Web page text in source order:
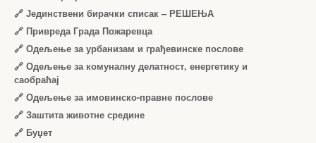
🔗 Јединствени бирачки списак – РЕШЕЊА
🔗 Привреда Града Пожаревца
🔗 Одељење за урбанизам и грађевинске послове
🔗 Одељење за комуналну делатност, енергетику и
саобраћај
🔗 Одељење за имовинско-правне послове
🔗 Заштита животне средине
🔗 Буџет